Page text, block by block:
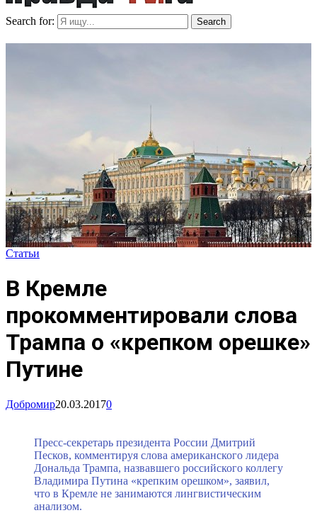
Search for: Search
Статьи
В Кремле
прокомментировали слова
Трампа о «крепком орешке»
Путине
Добромир20.03.20170
Пресс-секретарь президента России Дмитрий
Песков, комментируя слова американского лидера
Дональда Трампа, назвавшего российского коллегу
Владимира Путина «крепким орешком», заявил,
что в Кремле не занимаются лингвистическим
анализом.